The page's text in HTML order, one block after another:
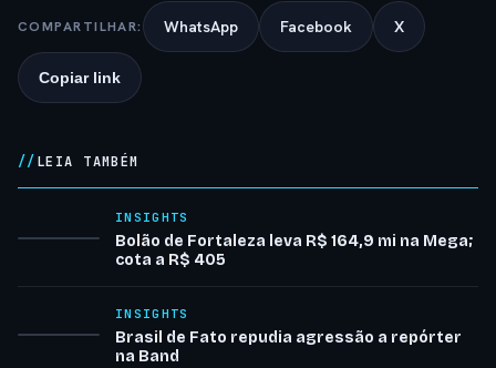
COMPARTILHAR: WhatsApp Facebook X
Copiar link
LEIA TAMBÉM
INSIGHTS
Bolão de Fortaleza leva R$ 164,9 mi na Mega;
cota a R$ 405
INSIGHTS
Brasil de Fato repudia agressão a repórter
na Band